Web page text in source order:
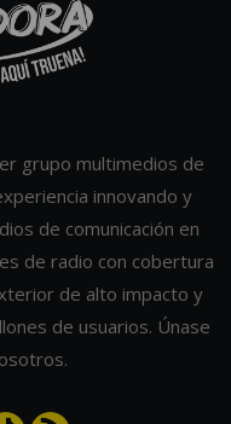
grupo multimedios de
innovando y
de comunicación en
de radio con cobertura
de alto impacto y
de usuarios. Únase